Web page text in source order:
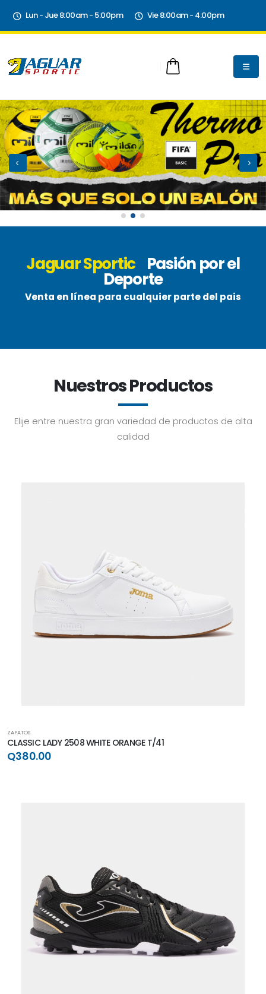
Lun - Jue 8:00am - 5:00pm Vie 8:00am - 4:00pm
Jaguar SporticPasión por el
Deporte
Venta en línea para cualquier parte del pais
Nuestros Productos
Elije entre nuestra gran variedad de productos de alta
calidad
ZAPATOS
CLASSIC LADY 2508 WHITE ORANGE T/41
Q380.00